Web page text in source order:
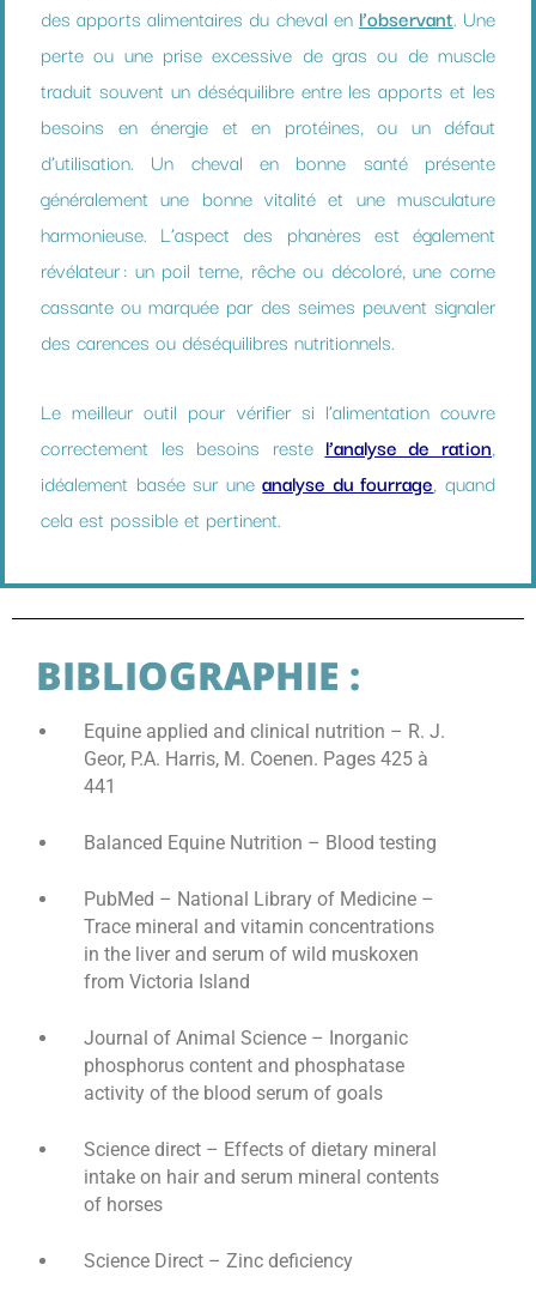
des apports alimentaires du cheval en l’observant. Une
perte ou une prise excessive de gras ou de muscle
traduit souvent un déséquilibre entre les apports et les
besoins en énergie et en protéines, ou un défaut
d’utilisation. Un cheval en bonne santé présente
généralement une bonne vitalité et une musculature
harmonieuse. L’aspect des phanères est également
révélateur : un poil terne, rêche ou décoloré, une corne
cassante ou marquée par des seimes peuvent signaler
des carences ou déséquilibres nutritionnels.
Le meilleur outil pour vérifier si l’alimentation couvre
correctement les besoins reste l’analyse de ration,
idéalement basée sur uneanalyse du fourrage, quand
cela est possible et pertinent.
BIBLIOGRAPHIE :
Equine applied and clinical nutrition – R. J.
Geor, P.A. Harris, M. Coenen. Pages 425 à
441
Balanced Equine Nutrition – Blood testing
PubMed – National Library of Medicine –
Trace mineral and vitamin concentrations
in the liver and serum of wild muskoxen
from Victoria Island
Journal of Animal Science – Inorganic
phosphorus content and phosphatase
activity of the blood serum of goals
Science direct – Effects of dietary mineral
intake on hair and serum mineral contents
of horses
Science Direct – Zinc deficiency